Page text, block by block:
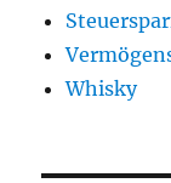
Whisky